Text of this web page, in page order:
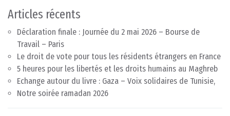
Articles récents
Déclaration finale : Journée du 2 mai 2026 – Bourse de
Travail – Paris
Le droit de vote pour tous les résidents étrangers en France
5 heures pour les libertés et les droits humains au Maghreb
Echange autour du livre : Gaza – Voix solidaires de Tunisie,
Notre soirée ramadan 2026